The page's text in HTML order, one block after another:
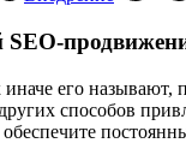
SEO-
его
способов